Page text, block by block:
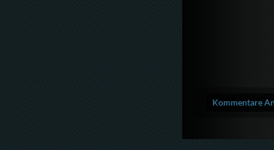
Kommentare